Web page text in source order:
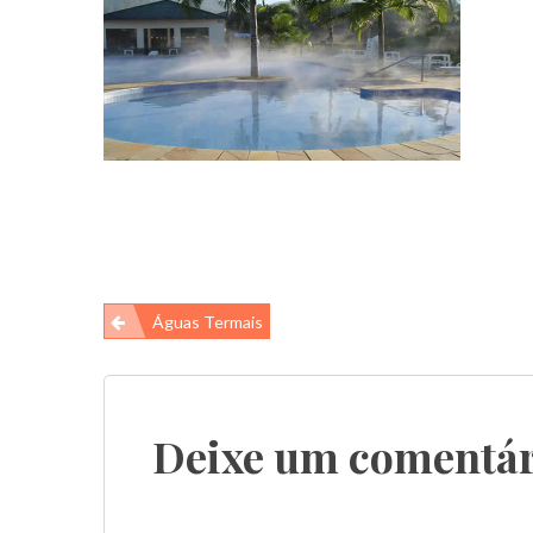
Navegação
de
Águas Termais
Deixe um